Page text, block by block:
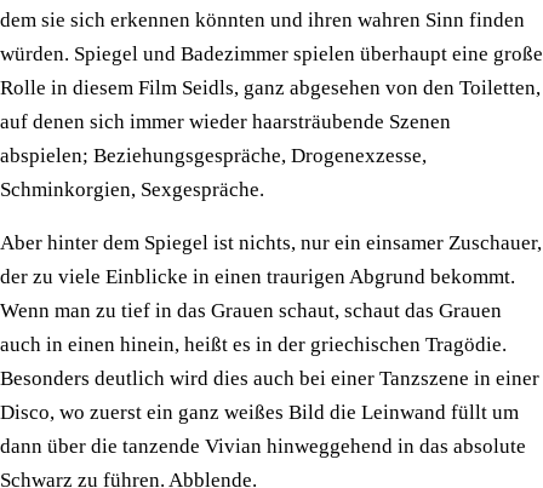
dem sie sich erkennen könnten und ihren wahren Sinn finden
würden. Spiegel und Badezimmer spielen überhaupt eine große
Rolle in diesem Film Seidls, ganz abgesehen von den Toiletten,
auf denen sich immer wieder haarsträubende Szenen
abspielen; Beziehungsgespräche, Drogenexzesse,
Schminkorgien, Sexgespräche.
Aber hinter dem Spiegel ist nichts, nur ein einsamer Zuschauer,
der zu viele Einblicke in einen traurigen Abgrund bekommt.
Wenn man zu tief in das Grauen schaut, schaut das Grauen
auch in einen hinein, heißt es in der griechischen Tragödie.
Besonders deutlich wird dies auch bei einer Tanzszene in einer
Disco, wo zuerst ein ganz weißes Bild die Leinwand füllt um
dann über die tanzende Vivian hinweggehend in das absolute
Schwarz zu führen. Abblende.